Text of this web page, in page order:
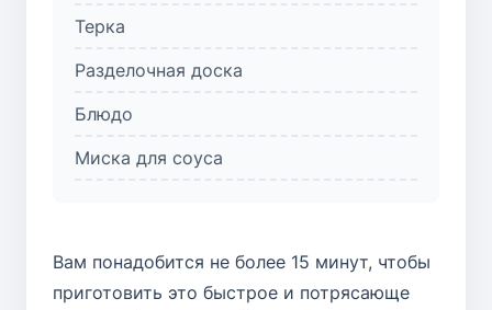
Терка
Разделочная доска
Блюдо
Миска для соуса
Вам понадобится не более 15 минут, чтобы
приготовить это быстрое и потрясающе